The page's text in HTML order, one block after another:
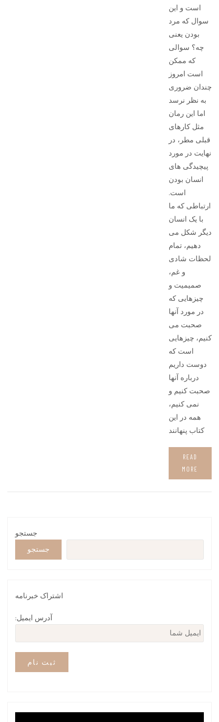
است و این
سوال که مرد
بودن یعنی
چه؟ سوالی
که ممکن
است امروز
چندان ضروری
به نظر نرسد
اما این رمان
مثل کارهای
قبلی مطر، در
نهایت در مورد
پیچیدگی های
انسان بودن
است.
ارتباطی که ما
با یک انسان
دیگر شکل می
دهیم، تمام
لحظات شادی
و غم،
صمیمیت و
چیزهایی که
در مورد آنها
صحبت می
کنیم، چیزهایی
است که
دوست داریم
درباره آنها
صحبت کنیم و
نمی کنیم،
همه در این
کتاب پنهانند
READ
MORE
جستجو
جستجو
اشتراک خبرنامه
آدرس ایمیل: